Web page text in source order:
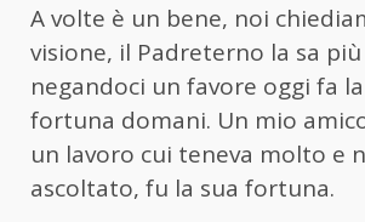
A volte è un bene, noi
visione, il Padreterno la sa
negandoci un favore oggi fa
fortuna domani. Un mio
un lavoro cui teneva molto e
ascoltato, fu la sua fortuna.